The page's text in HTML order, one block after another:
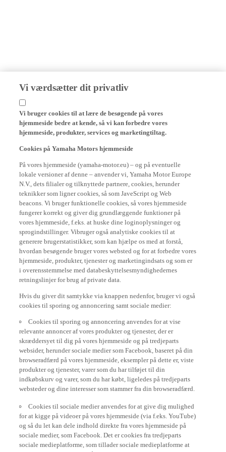
Vi værdsætter dit privatliv
Vi bruger cookies til at lære de besøgende på vores
hjemmeside bedre at kende, så vi kan forbedre vores
hjemmeside, produkter, services og marketingtiltag.
lokale versioner af denne – anvender vi, Yamaha Motor Europe
N.V., dets filialer og tilknyttede partnere, cookies, herunder
teknikker som ligner cookies, så som JaveScript og Web
beacons. Vi bruger funktionelle cookies, så vores hjemmeside
fungerer korrekt og giver dig grundlæggende funktioner på
vores hjemmeside, f.eks. at huske dine loginoplysninger og
sprogindstillinger. Vibruger også analytiske cookies til at
generere brugerstatistikker, som kan hjælpe os med at forstå,
hvordan besøgende bruger vores websted og for at forbedre vores
hjemmeside, produkter, tjenester og marketingindsats og som er
i overensstemmelse med databeskyttelsesmyndighedernes
retningslinjer for brug af private data.
cookies til sporing og annoncering samt sociale medier:
relevante annoncer af vores produkter og tjenester, der er
skræddersyet til dig på vores hjemmeside og på tredjeparts
websider, herunder sociale medier som Facebook, baseret på din
browseradfærd på vores hjemmeside, eksempler på dette er, viste
produkter og tjenester, varer som du har tilføjet til din
indkøbskurv og varer, som du har købt, ligeledes på tredjeparts
websteder og dine interesser som stammer fra din browseradfærd.
for at kigge på videoer på vores hjemmeside (via f.eks. YouTube)
og så du let kan dele indhold direkte fra vores hjemmeside på
sociale medier, som Facebook. Det er cookies fra tredjeparts
sociale medieplatforme, som tillader sociale medieplatforme at
spore din browseradfærd på internettet og bruge det til deres eget